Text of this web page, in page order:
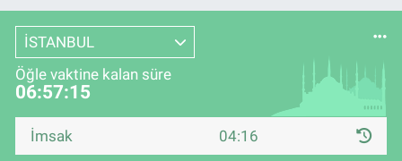
İSTANBUL
Öğle vaktine kalan süre
06:57:14
İmsak 04:16